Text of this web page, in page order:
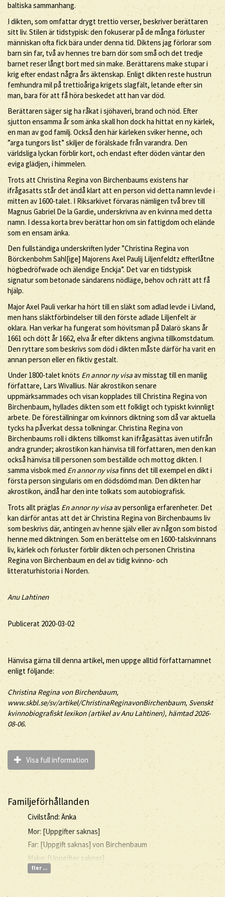
baltiska sammanhang.
I dikten, som omfattar drygt trettio verser, beskriver berättaren
sitt liv. Stilen är tidstypisk: den fokuserar på de många förluster
människan ofta fick bära under denna tid. Diktens jag förlorar som
barn sin far, två av hennes tre barn dör som små och det tredje
barnet reser långt bort med sin make. Berättarens make stupar i
krig efter endast några års äktenskap. Enligt dikten reste hustrun
femhundra mil på trettioåriga krigets slagfält, letande efter sin
man, bara för att få höra beskedet att han var död.
Berättaren säger sig ha råkat i sjöhaveri, brand och nöd. Efter
sjutton ensamma år som änka skall hon dock ha hittat en ny kärlek,
en man av god familj. Också den här kärleken sviker henne, och
”arga tungors list” skiljer de förälskade från varandra. Den
världsliga lyckan förblir kort, och endast efter döden väntar den
eviga glädjen, i himmelen.
Trots att Christina Regina von Birchenbaums existens har
ifrågasatts står det ändå klart att en person vid detta namn levde i
mitten av 1600-talet. I Riksarkivet förvaras nämligen två brev till
Magnus Gabriel De la Gardie, underskrivna av en kvinna med detta
namn. I dessa korta brev berättar hon om sin fattigdom och elände
som en ensam änka.
Den fullständiga underskriften lyder ”Christina Regina von
Börckenbohm Sahl[ige] Majorens Axel Paulij Liljenfeldtz effterlåtne
högbedröfwade och älendige Enckja”. Det var en tidstypisk
signatur som betonade sändarens nödläge, behov och rätt att få
hjälp.
Major Axel Pauli verkar ha hört till en släkt som adlad levde i Livland,
men hans släktförbindelser till den förste adlade Liljenfelt är
oklara. Han verkar ha fungerat som hövitsman på Dalarö skans år
1661 och dött år 1662, elva år efter diktens angivna tillkomstdatum.
Den ryttare som beskrivs som död i dikten måste därför ha varit en
annan person eller en fiktiv gestalt.
Under 1800-talet knöts En annor ny visaav misstag till en manlig
författare, Lars Wivallius. När akrostikon senare
uppmärksammades och visan kopplades till Christina Regina von
Birchenbaum, hyllades dikten som ett folkligt och typiskt kvinnligt
arbete. De föreställningar om kvinnors diktning som då var aktuella
tycks ha påverkat dessa tolkningar. Christina Regina von
Birchenbaums roll i diktens tillkomst kan ifrågasättas även utifrån
andra grunder; akrostikon kan hänvisa till författaren, men den kan
också hänvisa till personen som beställde och mottog dikten. I
samma visbok med En annor ny visafinns det till exempel en dikt i
första person singularis om en dödsdömd man. Den dikten har
akrostikon, ändå har den inte tolkats som autobiografisk.
Trots allt präglas En annor ny visaav personliga erfarenheter. Det
kan därför antas att det är Christina Regina von Birchenbaums liv
som beskrivs där, antingen av henne själv eller av någon som bistod
henne med diktningen. Som en berättelse om en 1600-talskvinnans
liv, kärlek och förluster förblir dikten och personen Christina
Regina von Birchenbaum en del av tidig kvinno- och
litteraturhistoria i Norden.
Anu Lahtinen
Publicerat 2020-03-02
Hänvisa gärna till denna artikel, men uppge alltid författarnamnet
enligt följande:
Christina Regina von Birchenbaum,
www.skbl.se/sv/artikel/ChristinaReginavonBirchenbaum, Svenskt
kvinnobiografiskt lexikon (artikel avAnu Lahtinen), hämtad 2026-
08-06.
Visa full information
Familjeförhållanden
Civilstånd: Änka
Mor: [Uppgifter saknas]
Far: [Uppgift saknas] von Birchenbaum
Make: [Uppgifter saknas]
fler ...